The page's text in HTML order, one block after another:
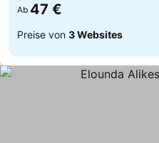
Ab 47 €
Preise von 3 Websites